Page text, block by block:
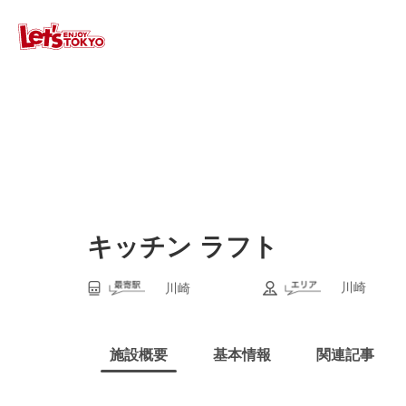
キッチン ラフト
川崎 川崎
施設概要 基本情報 関連記事